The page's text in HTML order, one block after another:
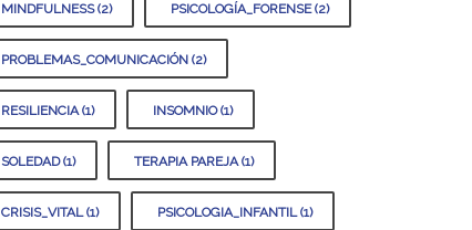
MINDFULNESS (2) PSICOLOGÍA_FORENSE (2)
PROBLEMAS_COMUNICACIÓN (2)
RESILIENCIA (1) INSOMNIO (1)
SOLEDAD (1) TERAPIA PAREJA (1)
CRISIS_VITAL (1) PSICOLOGIA_INFANTIL (1)